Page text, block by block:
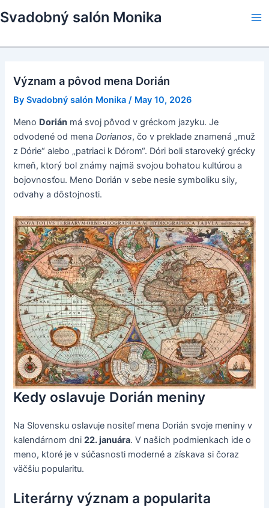
to
Svadobný salón Monika
Význam a pôvod mena Dorián
BySvadobný salón Monika / May 10, 2026
Meno Dorián má svoj pôvod v gréckom jazyku. Je
odvodené od menaDorianos, čo v preklade znamená „muž
z Dórie“ alebo „patriaci k Dórom“. Dóri boli staroveký grécky
kmeň, ktorý bol známy najmä svojou bohatou kultúrou a
bojovnosťou. Meno Dorián v sebe nesie symboliku sily,
odvahy a dôstojnosti.
Kedy oslavuje Dorián meniny
Na Slovensku oslavuje nositeľ mena Dorián svoje meniny v
kalendárnom dni22. januára. V našich podmienkach ide o
meno, ktoré je v súčasnosti moderné a získava si čoraz
väčšiu popularitu.
Literárny význam a popularita